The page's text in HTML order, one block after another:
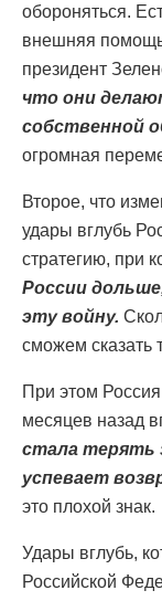
обороняться.
внешняя
президент
что они
собственной
огромная
Второе, что
удары вглубь
стратегию, при
России
эту войну.
сможем сказать
При этом
месяцев назад
стала терять
успевает
это плохой знак.
Удары вглубь,
Российской